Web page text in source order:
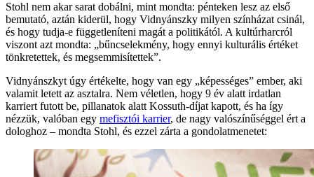
Stohl nem akar sarat dobálni, mint mondta: pénteken lesz az első
bemutató, aztán kiderül, hogy Vidnyánszky milyen színházat csinál,
és hogy tudja-e függetleníteni magát a politikától. A kultúrharcról
viszont azt mondta: „bűncselekmény, hogy ennyi kulturális értéket
tönkretettek, és megsemmisítettek”.
Vidnyánszkyt úgy értékelte, hogy van egy „képességes” ember, aki
valamit letett az asztalra. Nem véletlen, hogy 9 év alatt irdatlan
karriert futott be, pillanatok alatt Kossuth-díjat kapott, és ha így
nézzük, valóban egy mefisztói karrier, de nagy valószínűséggel ért a
dologhoz – mondta Stohl, és ezzel zárta a gondolatmenetet: